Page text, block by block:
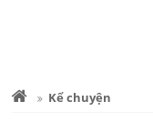
Kể chuyện